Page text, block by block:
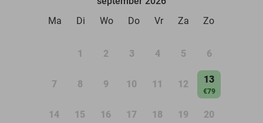
Ma
Di Wo Do Vr Za Zo
1 2 3 4 5 6
7 8 9 10 11 12 13
€79
14 15 16 17 18 19 20